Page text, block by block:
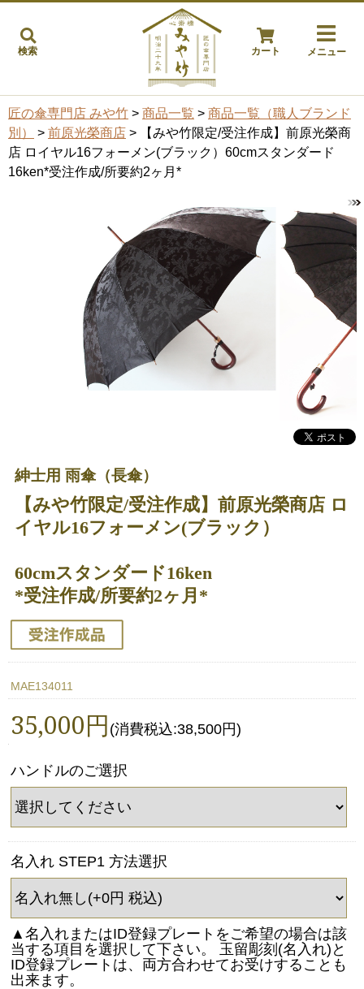
検索 カート メニュー
匠の傘専門店 みや竹 > 商品一覧 > 商品一覧（職人ブランド
別）
> 前原光榮商店 > 【みや竹限定/受注作成】前原光榮商
店 ロイヤル16フォーメン(ブラック）60cmスタンダード
16ken*受注作成/所要約2ヶ月*
紳士用 雨傘（長傘）
【みや竹限定/受注作成】前原光榮商店 ロ
イヤル16フォーメン(ブラック）
60cmスタンダード16ken
*受注作成/所要約2ヶ月*
MAE134011
35,000円 (消費税込:38,500円)
ハンドルのご選択
名入れ STEP1 方法選択
▲名入れまたはID登録プレートをご希望の場合は該
当する項目を選択して下さい。 玉留彫刻(名入れ)と
ID登録プレートは、両方合わせてお受けすることも
出来ます。